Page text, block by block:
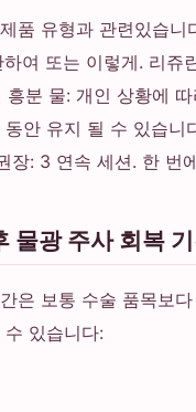
품 유형과 관련있습니
여 또는 이렇게. 리쥬
분 물: 개인 상황에
안 유지 될 수 있습니
장: 3 연속 세션. 한 번
물광 주사 회복
은 보통 수술 품목보
있습니다: